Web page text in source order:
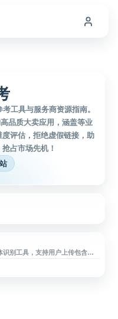
工具与服务商资源指南。
品质大卖应用，涵盖等业
评估，拒绝虚假链接，助
占市场先机！
别工具，支持用户上传包含文
的字体。网站适用于设计师、排
、Logo、截图、包装等场景中